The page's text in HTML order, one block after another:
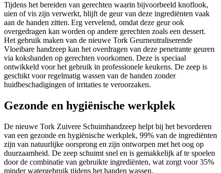
Tijdens het bereiden van gerechten waarin bijvoorbeeld knoflook,
uien of vis zijn verwerkt, blijft de geur van deze ingrediënten vaak
aan de handen zitten. Erg vervelend, omdat deze geur ook
overgedragen kan worden op andere gerechten zoals een dessert.
Het gebruik maken van de nieuwe Tork Geurneutraliserende
Vloeibare handzeep kan het overdragen van deze penetrante geuren
via kokshanden op gerechten voorkomen. Deze is speciaal
ontwikkeld voor het gebruik in professionele keukens. De zeep is
geschikt voor regelmatig wassen van de handen zonder
huidbeschadigingen of irritaties te veroorzaken.
Gezonde en hygiënische werkplek
De nieuwe Tork Zuivere Schuimhandzeep helpt bij het bevorderen
van een gezonde en hygiënische werkplek, 99% van de ingrediënten
zijn van natuurlijke oorsprong en zijn ontworpen met het oog op
duurzaamheid. De zeep schuimt snel en is gemakkelijk af te spoelen
door de combinatie van gebruikte ingrediënten, wat zorgt voor 35%
minder watergebruik tijdens het handen wassen.